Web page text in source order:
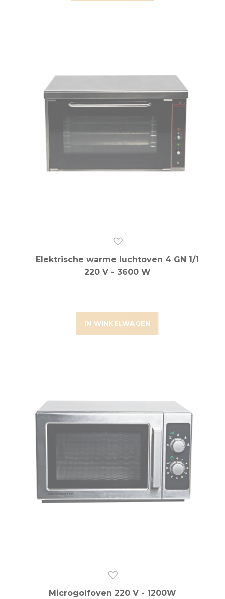
IN WINKELWAGEN
Elektrische warme luchtoven 4 GN 1/1
220 V - 3600 W
Microgolfoven 220 V - 1200W